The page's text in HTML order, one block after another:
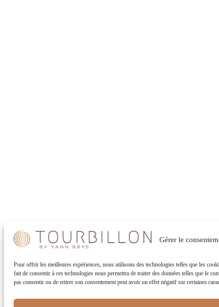
Gérer le
Pour offrir les meilleures expériences, nous utilisons des technologies telles que les
fait de consentir à ces technologies nous permettra de traiter des données telles que le
pas consentir ou de retirer son consentement peut avoir un effet négatif sur certaines